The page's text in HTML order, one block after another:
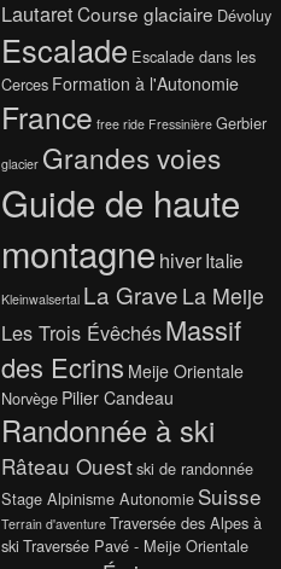
LautaretCourse glaciaire Dévoluy
Escalade Escalade dans les
Cerces Formation à l'Autonomie
France free ride Fressinière Gerbier
glacier Grandes voies
Guide de haute
montagne hiverItalie
Kleinwalsertal La Grave La Meije
Les Trois ÉvêchésMassif
des Ecrins Meije Orientale
Norvège Pilier Candeau
Randonnée à ski
Râteau Ouestski de randonnée
Stage Alpinisme Autonomie Suisse
Terrain d'aventure Traversée des Alpes à
ski Traversée Pavé - Meije Orientale